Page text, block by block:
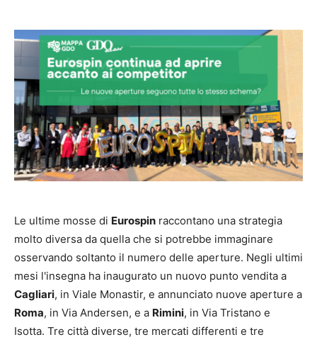
Le ultime mosse di Eurospin raccontano una strategia
molto diversa da quella che si potrebbe immaginare
osservando soltanto il numero delle aperture. Negli ultimi
mesi l'insegna ha inaugurato un nuovo punto vendita a
Cagliari, in Viale Monastir, e annunciato nuove aperture a
Roma, in Via Andersen, e a Rimini, in Via Tristano e
Isotta. Tre città diverse, tre mercati differenti e tre